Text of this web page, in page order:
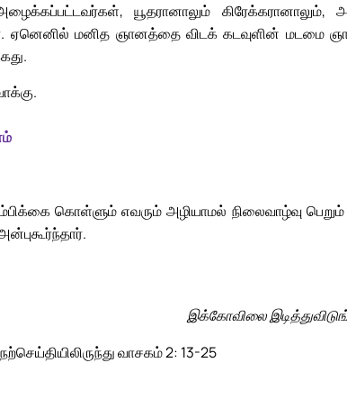
யூதரானாலும் கிரேக்கரானாலும்,
ஏனெனில் மனித ஞானத்தை விடக் கடவுளின் மடமை
கொள்ளும் எவரும் அழியாமல் நிலைவாழ்வு
இக்கோவிலை
வாசகம் 2: 13-25